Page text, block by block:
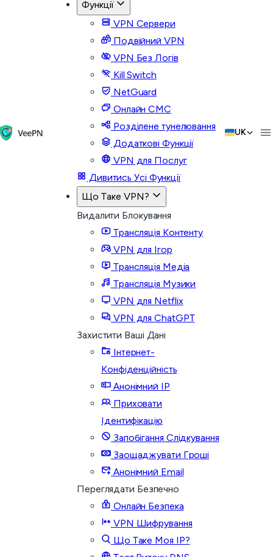
Функції
VPN Сервери
Подвійний VPN
VPN Без Логів
Kill Switch
NetGuard
Онлайн СМС
Розділене тунелювання
Додаткові Функції
VPN для Послуг
Дивитись Усі Функції
Що Таке VPN?
Видалити Блокування
Трансляція Контенту
VPN для Ігор
Трансляція Медіа
Трансляція Музики
VPN для Netflix
VPN для ChatGPT
Захистити Ваші Дані
Інтернет-
Конфіденційність
Анонімний IP
Приховати
Ідентифікацію
Запобігання Слідкування
Заощаджувати Гроші
Анонімний Email
Переглядати Безпечно
Онлайн Безпека
VPN Шифрування
Що Таке Моя IP?
UK